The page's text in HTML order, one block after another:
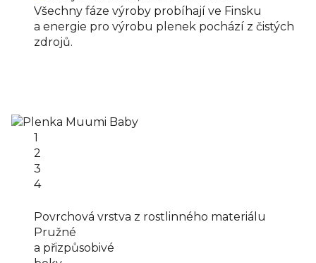
Všechny fáze výroby probíhají ve Finsku
a energie pro výrobu plenek pochází z čistých
zdrojů.
1
2
3
4
Povrchová vrstva z rostlinného materiálu
Pružné
a přizpůsobivé